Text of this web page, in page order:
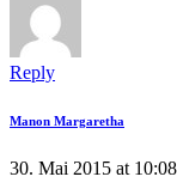
Reply
Manon Margaretha
30. Mai 2015 at 10:08